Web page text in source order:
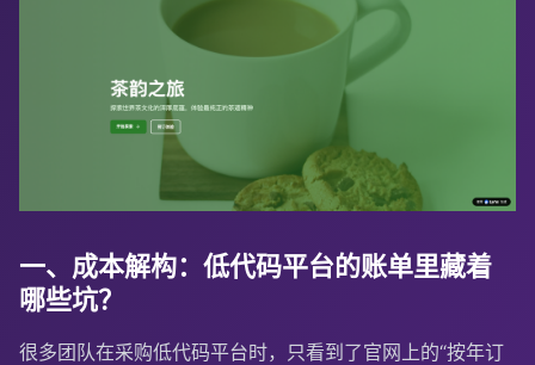
一、成本解构：低代码平台的账单里藏着
哪些坑？
很多团队在采购低代码平台时，只看到了官网上的“按年订